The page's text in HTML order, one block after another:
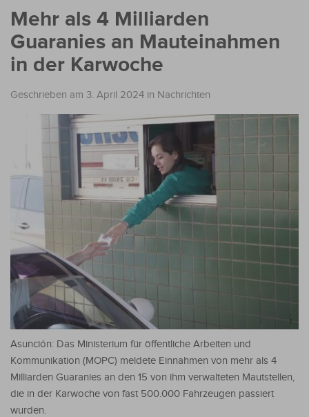
Mehr als 4 Milliarden
Guaranies an Mauteinahmen
in der Karwoche
Geschrieben am 3. April 2024 in Nachrichten
Asunción: Das Ministerium für öffentliche Arbeiten und
Kommunikation (MOPC) meldete Einnahmen von mehr als 4
Milliarden Guaranies an den 15 von ihm verwalteten Mautstellen,
die in der Karwoche von fast 500.000 Fahrzeugen passiert
wurden.